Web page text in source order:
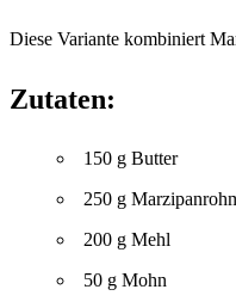
Diese Variante kombiniert
Zutaten:
150 g Butter
250 g
200 g Mehl
50 g Mohn